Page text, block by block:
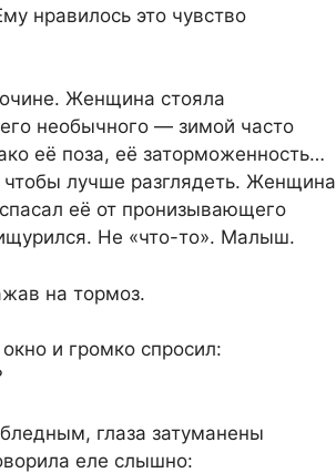
нравилось это чувство
Женщина стояла
необычного — зимой часто
её поза, её заторможенность…
чтобы лучше разглядеть. Женщина
её от пронизывающего
Не «что-то». Малыш.
на тормоз.
и громко спросил:
глаза затуманены
еле слышно: